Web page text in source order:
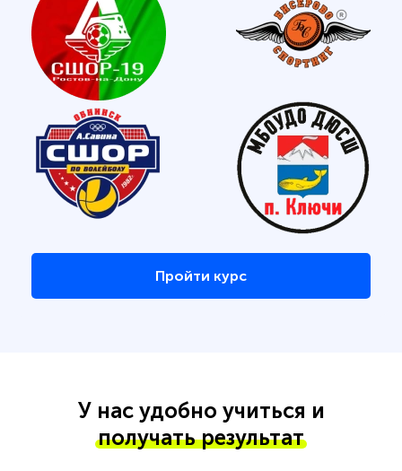
Пройти курс
У нас удобно учиться и
получать результат